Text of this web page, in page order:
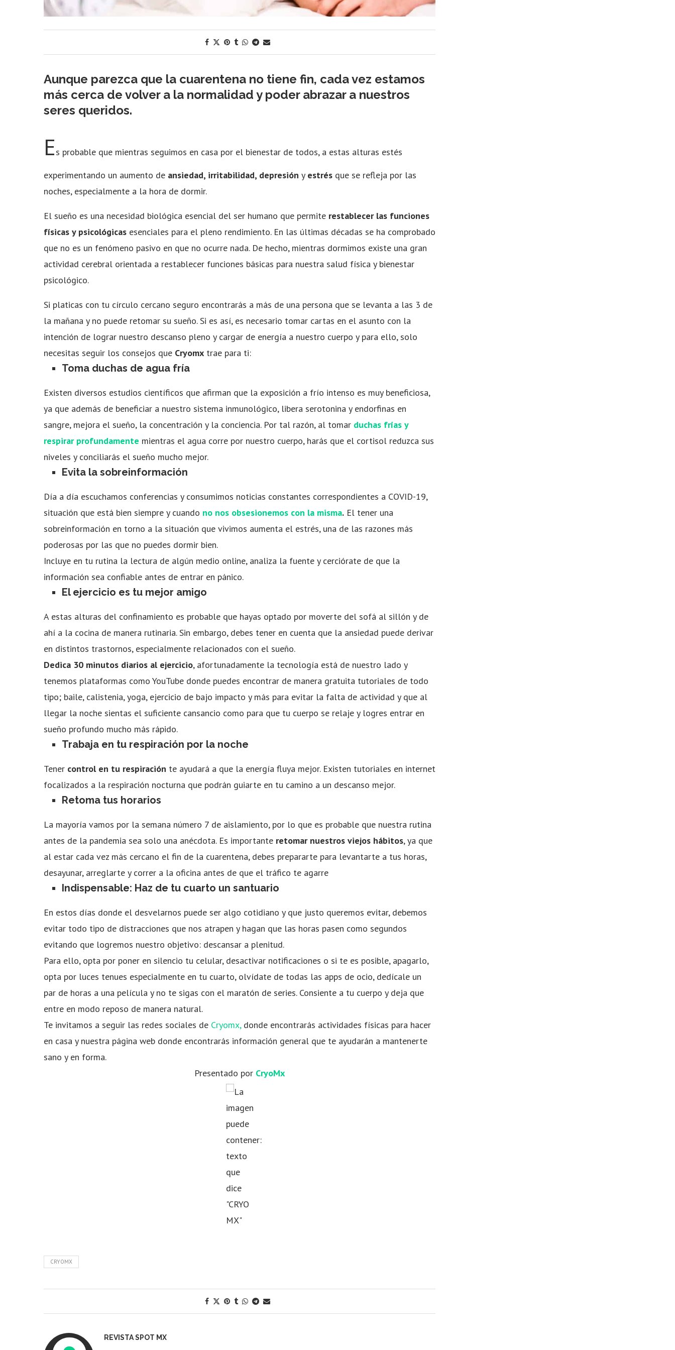
Aunque parezca que la cuarentena no tiene fin, cada vez estamos
más cerca de volver a la normalidad y poder abrazar a nuestros
seres queridos.
Es probable que mientras seguimos en casa por el bienestar de todos, a estas alturas estés
experimentando un aumento de ansiedad, irritabilidad, depresión y estrés que se refleja por las
noches, especialmente a la hora de dormir.
El sueño es una necesidad biológica esencial del ser humano que permite restablecer las funciones
físicas y psicológicas esenciales para el pleno rendimiento. En las últimas décadas se ha comprobado
que no es un fenómeno pasivo en que no ocurre nada. De hecho, mientras dormimos existe una gran
actividad cerebral orientada a restablecer funciones básicas para nuestra salud física y bienestar
psicológico.
Si platicas con tu círculo cercano seguro encontrarás a más de una persona que se levanta a las 3 de
la mañana y no puede retomar su sueño. Si es así, es necesario tomar cartas en el asunto con la
intención de lograr nuestro descanso pleno y cargar de energía a nuestro cuerpo y para ello, solo
necesitas seguir los consejos que Cryomx trae para ti:
Toma duchas de agua fría
Existen diversos estudios científicos que afirman que la exposición a frío intenso es muy beneficiosa,
ya que además de beneficiar a nuestro sistema inmunológico, libera serotonina y endorfinas en
sangre, mejora el sueño, la concentración y la conciencia. Por tal razón, al tomar duchas frías y
respirar profundamente mientras el agua corre por nuestro cuerpo, harás que el cortisol reduzca sus
niveles y conciliarás el sueño mucho mejor.
Evita la sobreinformación
Día a día escuchamos conferencias y consumimos noticias constantes correspondientes a COVID-19,
situación que está bien siempre y cuando no nos obsesionemos con la misma. El tener una
sobreinformación en torno a la situación que vivimos aumenta el estrés, una de las razones más
poderosas por las que no puedes dormir bien.
Incluye en tu rutina la lectura de algún medio online, analiza la fuente y cerciórate de que la
información sea confiable antes de entrar en pánico.
El ejercicio es tu mejor amigo
A estas alturas del confinamiento es probable que hayas optado por moverte del sofá al sillón y de
ahí a la cocina de manera rutinaria. Sin embargo, debes tener en cuenta que la ansiedad puede derivar
en distintos trastornos, especialmente relacionados con el sueño.
Dedica 30 minutos diarios al ejercicio, afortunadamente la tecnología está de nuestro lado y
tenemos plataformas como YouTube donde puedes encontrar de manera gratuita tutoriales de todo
tipo; baile, calistenia, yoga, ejercicio de bajo impacto y más para evitar la falta de actividad y que al
llegar la noche sientas el suficiente cansancio como para que tu cuerpo se relaje y logres entrar en
sueño profundo mucho más rápido.
Trabaja en tu respiración por la noche
Tener control en tu respiración te ayudará a que la energía fluya mejor. Existen tutoriales en internet
focalizados a la respiración nocturna que podrán guiarte en tu camino a un descanso mejor.
Retoma tus horarios
La mayoría vamos por la semana número 7 de aislamiento, por lo que es probable que nuestra rutina
antes de la pandemia sea solo una anécdota. Es importante retomar nuestros viejos hábitos, ya que
al estar cada vez más cercano el fin de la cuarentena, debes prepararte para levantarte a tus horas,
desayunar, arreglarte y correr a la oficina antes de que el tráfico te agarre
Indispensable: Haz de tu cuarto un santuario
En estos días donde el desvelarnos puede ser algo cotidiano y que justo queremos evitar, debemos
evitar todo tipo de distracciones que nos atrapen y hagan que las horas pasen como segundos
evitando que logremos nuestro objetivo: descansar a plenitud.
Para ello, opta por poner en silencio tu celular, desactivar notificaciones o si te es posible, apagarlo,
opta por luces tenues especialmente en tu cuarto, olvídate de todas las apps de ocio, dedícale un
par de horas a una película y no te sigas con el maratón de series. Consiente a tu cuerpo y deja que
entre en modo reposo de manera natural.
Te invitamos a seguir las redes sociales de Cryomx,donde encontrarás actividades físicas para hacer
en casa y nuestra página web donde encontrarás información general que te ayudarán a mantenerte
sano y en forma.
Presentado por CryoMx
CRYOMX
REVISTA SPOT MX